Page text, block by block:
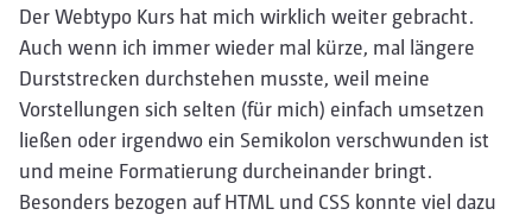
Der Webtypo Kurs hat mich wirklich weiter gebracht.
Auch wenn ich immer wieder mal kürze, mal längere
Durststrecken durchstehen musste, weil meine
Vorstellungen sich selten (für mich) einfach umsetzen
ließen oder irgendwo ein Semikolon verschwunden ist
und meine Formatierung durcheinander bringt.
Besonders bezogen auf HTML und CSS konnte viel dazu